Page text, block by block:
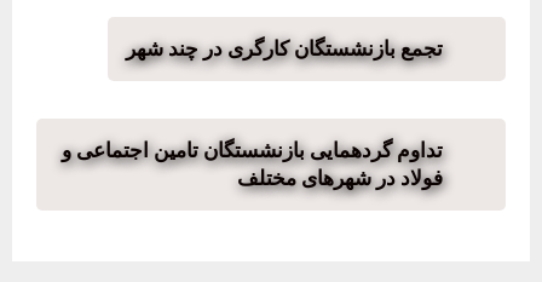
تجمع بازنشستگان کارگری در چند شهر
تداوم گردهمایی بازنشستگان تامین اجتماعی و
فولاد در شهرهای مختلف